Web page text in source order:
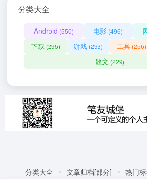
分类大全
Android (550) 电影 (496)
下载 (295) 游戏 (293) 工具(256)
散文 (229)
分类大全 文章归档[部分] 热门